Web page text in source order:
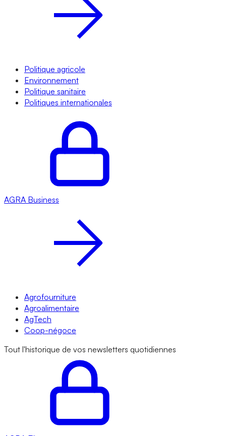
Politique agricole
Environnement
Politique sanitaire
Politiques internationales
AGRA Business
Agrofourniture
Agroalimentaire
AgTech
Coop-négoce
Tout l'historique de vos newsletters quotidiennes